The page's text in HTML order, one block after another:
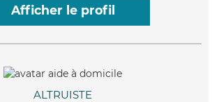
Afficher le profil
ALTRUISTE